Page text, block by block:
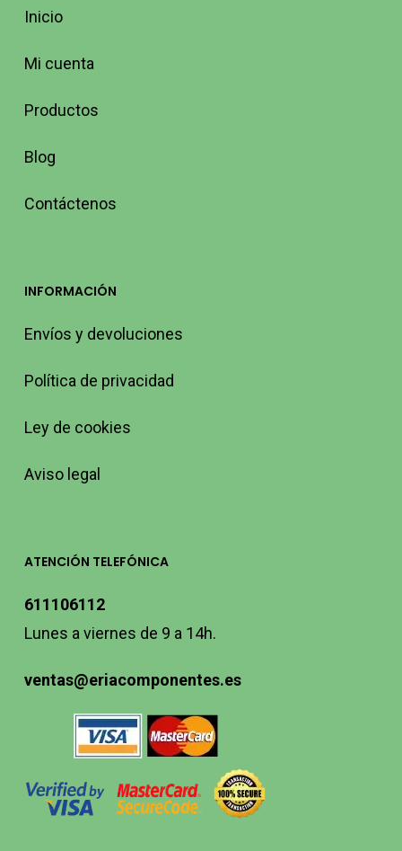
Inicio
Mi cuenta
Productos
Blog
Contáctenos
INFORMACIÓN
Envíos y devoluciones
Política de privacidad
Ley de cookies
Aviso legal
ATENCIÓN TELEFÓNICA
611106112
Lunes a viernes de 9 a 14h.
ventas@eriacomponentes.es